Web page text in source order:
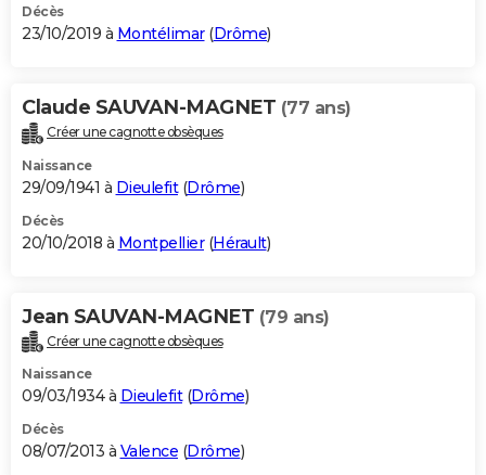
Décès
23/10/2019 à Montélimar(Drôme)
Claude SAUVAN-MAGNET (77 ans)
Créer une cagnotte obsèques
Naissance
29/09/1941 à Dieulefit(Drôme)
Décès
20/10/2018 à Montpellier(Hérault)
Jean SAUVAN-MAGNET (79 ans)
Créer une cagnotte obsèques
Naissance
09/03/1934 à Dieulefit(Drôme)
Décès
08/07/2013 à Valence (Drôme)